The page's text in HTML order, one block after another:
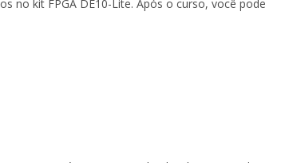
no kit FPGA DE10-Lite. Após o curso, você pode